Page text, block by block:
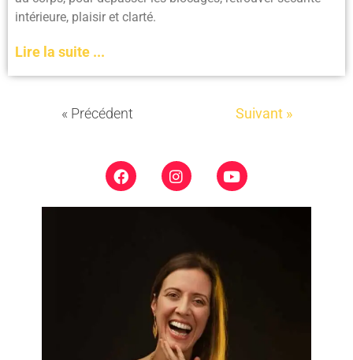
intérieure, plaisir et clarté.
Lire la suite ...
« Précédent Suivant »